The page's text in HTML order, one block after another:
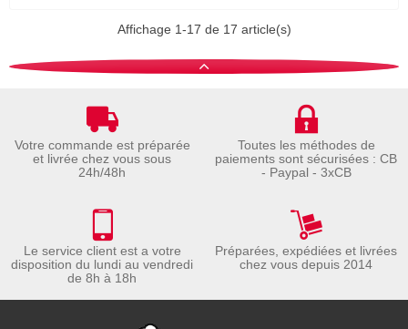
Affichage 1-17 de 17 article(s)
Votre commande est préparée
et livrée chez vous sous
24h/48h
Toutes les méthodes de
paiements sont sécurisées : CB
- Paypal - 3xCB
Le service client est a votre
disposition du lundi au vendredi
de 8h à 18h
Préparées, expédiées et livrées
chez vous depuis 2014